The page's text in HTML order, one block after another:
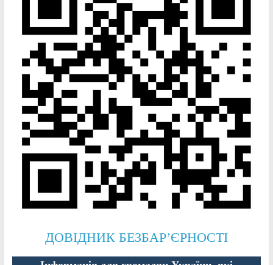
ДОВІДНИК БЕЗБАР’ЄРНОСТІ